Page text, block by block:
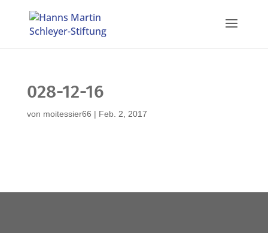
028-12-16
von moitessier66 | Feb. 2, 2017